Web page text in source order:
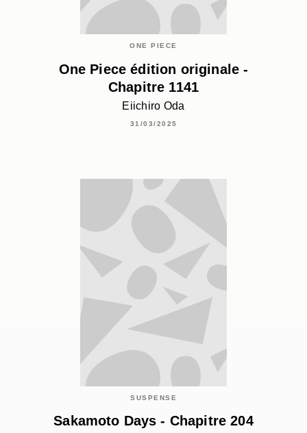
ONE PIECE
One Piece édition originale -
Chapitre 1141
Eiichiro Oda
31/03/2025
SUSPENSE
Sakamoto Days - Chapitre 204